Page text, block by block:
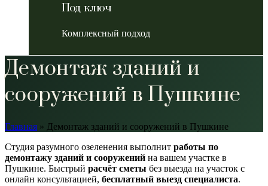
Под ключ
Комплексный подход
Демонтаж зданий и
сооружений в Пушкине
Главная » Демонтаж зданий и сооружений в Пушкине
Студия разумного озеленения выполнит работы по
демонтажу зданий и сооружений на вашем участке в
Пушкине. Быстрый расчёт сметы без выезда на участок с
онлайн консультацией, бесплатный выезд специалиста.